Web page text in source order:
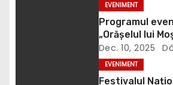
EVENIMENT
Programul
„Orășelul lui
Târgoviște,
Dec. 10, 2025
EVENIMENT
Festivalul